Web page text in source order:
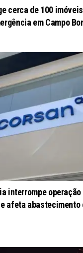
cerca de 100
em Campo
interrompe
afeta abastecimento